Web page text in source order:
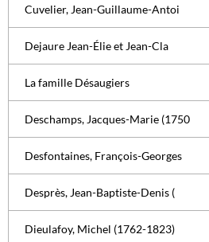
Cuvelier, Jean-Guillaume-Antoi
Dejaure Jean-Élie et Jean-Cla
La famille Désaugiers
Deschamps, Jacques-Marie (1750
Desfontaines, François-Georges
Desprès, Jean-Baptiste-Denis (
Dieulafoy, Michel (1762-1823)